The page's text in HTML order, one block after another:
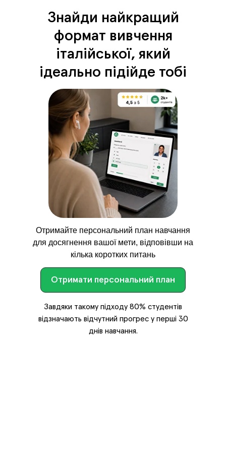
Знайди найкращий
формат вивчення
італійської, який
ідеально підійде тобі
Отримайте персональний план навчання
для досягнення вашої мети, відповівши на
кілька коротких питань
Отримати персональний план
Завдяки такому підходу 80% студентів
відзначають відчутний прогрес у перші 30
днів навчання.